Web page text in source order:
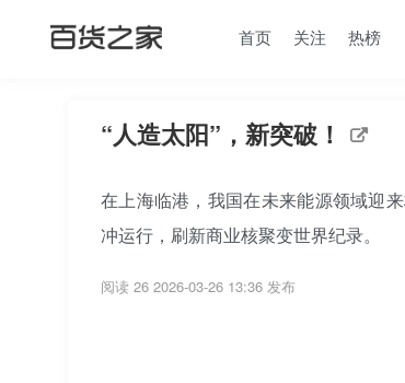
首页 关注 热榜
“人造太阳”，新突破！
在上海临港，我国在未来能源领域迎
冲运行，刷新商业核聚变世界纪录。
阅读 26 2026-03-26 13:36 发布